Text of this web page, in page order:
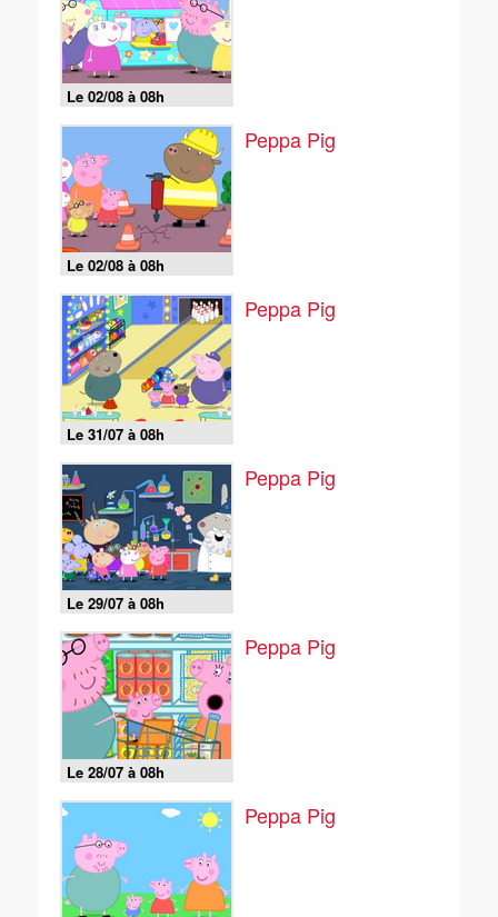
Le 02/08 à 08h
Le 02/08 à 08h
Peppa Pig
Le 31/07 à 08h
Peppa Pig
Le 29/07 à 08h
Peppa Pig
Le 28/07 à 08h
Peppa Pig
Peppa Pig